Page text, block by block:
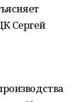
Сергей